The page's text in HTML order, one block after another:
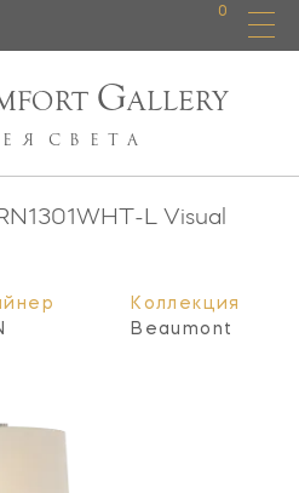
0
GALLERY
СВЕТА
L
Visual
Коллекция
Beaumont